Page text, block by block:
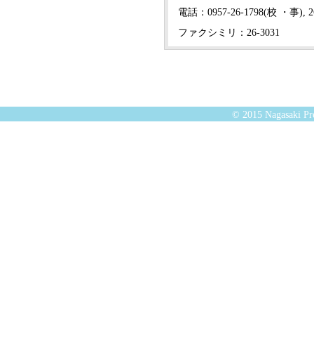
電話：0957-26-1798(校 ・事),
ファクシミリ：26-3031
© 2015 Nagasaki